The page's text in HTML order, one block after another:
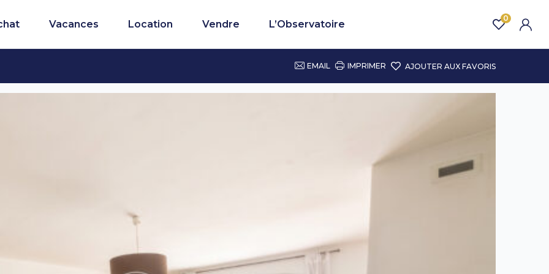
Vacances Location Vendre L’Observatoire
0
EMAIL IMPRIMER AJOUTER AUX FAVORIS